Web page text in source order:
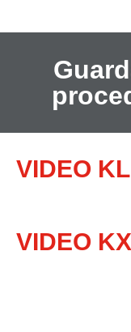
VIDEO
VIDEO